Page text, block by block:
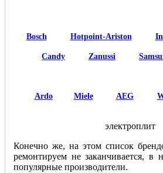
Bosch Hotpoint-Ariston
Candy Zanussi
Ardo Miele AEG
электроплит
Конечно же, на этом список
ремонтируем не заканчивается, в
популярные производители.